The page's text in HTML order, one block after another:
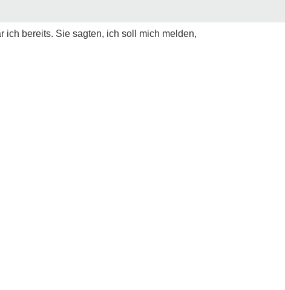
ich bereits. Sie sagten, ich soll mich melden,